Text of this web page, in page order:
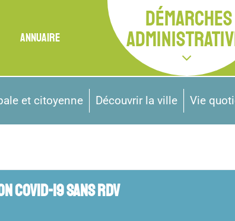
ANNUAIRE
DÉMARCHES
et citoyenne Découvrir la ville Vie
COVID-19 SANS RDV